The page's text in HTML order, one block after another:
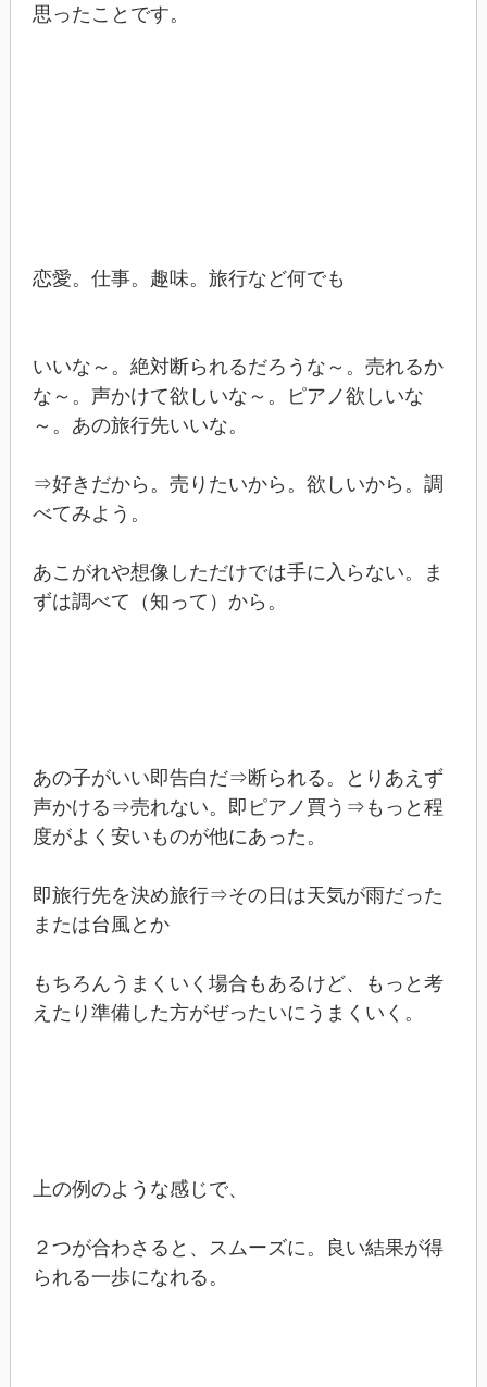
思ったことです。
恋愛。仕事。趣味。旅行など何でも
いいな～。絶対断られるだろうな～。売れるか
な～。声かけて欲しいな～。ピアノ欲しいな
～。あの旅行先いいな。
⇒好きだから。売りたいから。欲しいから。調
べてみよう。
あこがれや想像しただけでは手に入らない。ま
ずは調べて（知って）から。
あの子がいい即告白だ⇒断られる。とりあえず
声かける⇒売れない。即ピアノ買う⇒もっと程
度がよく安いものが他にあった。
即旅行先を決め旅行⇒その日は天気が雨だった
または台風とか
もちろんうまくいく場合もあるけど、もっと考
えたり準備した方がぜったいにうまくいく。
上の例のような感じで、
２つが合わさると、スムーズに。良い結果が得
られる一歩になれる。